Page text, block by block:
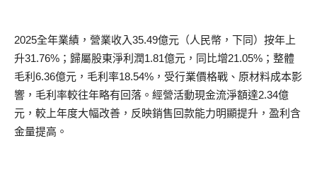
2025全年業績，營業收入35.49億元（人民幣，下同）按年上
升31.76%；歸屬股東淨利潤1.81億元，同比增21.05%；整體
毛利6.36億元，毛利率18.54%，受行業價格戰、原材料成本影
響，毛利率較往年略有回落。經營活動現金流淨額達2.34億
元，較上年度大幅改善，反映銷售回款能力明顯提升，盈利含
金量提高。